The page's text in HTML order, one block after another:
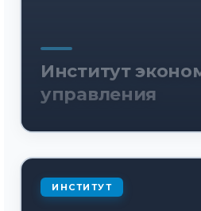
Институт
управления
ИНСТИТУТ